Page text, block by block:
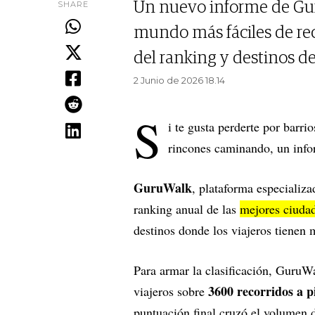
SHARE
Un nuevo informe de
mundo más fáciles de
del ranking y destinos
2 Junio de 2026 18.14
S i te gusta perderte por
rincones caminando, un
GuruWalk, plataforma
ranking anual de las mejores
destinos donde los viajeros tienen
Para armar la clasificación,
viajeros sobre 3600 recorridos a